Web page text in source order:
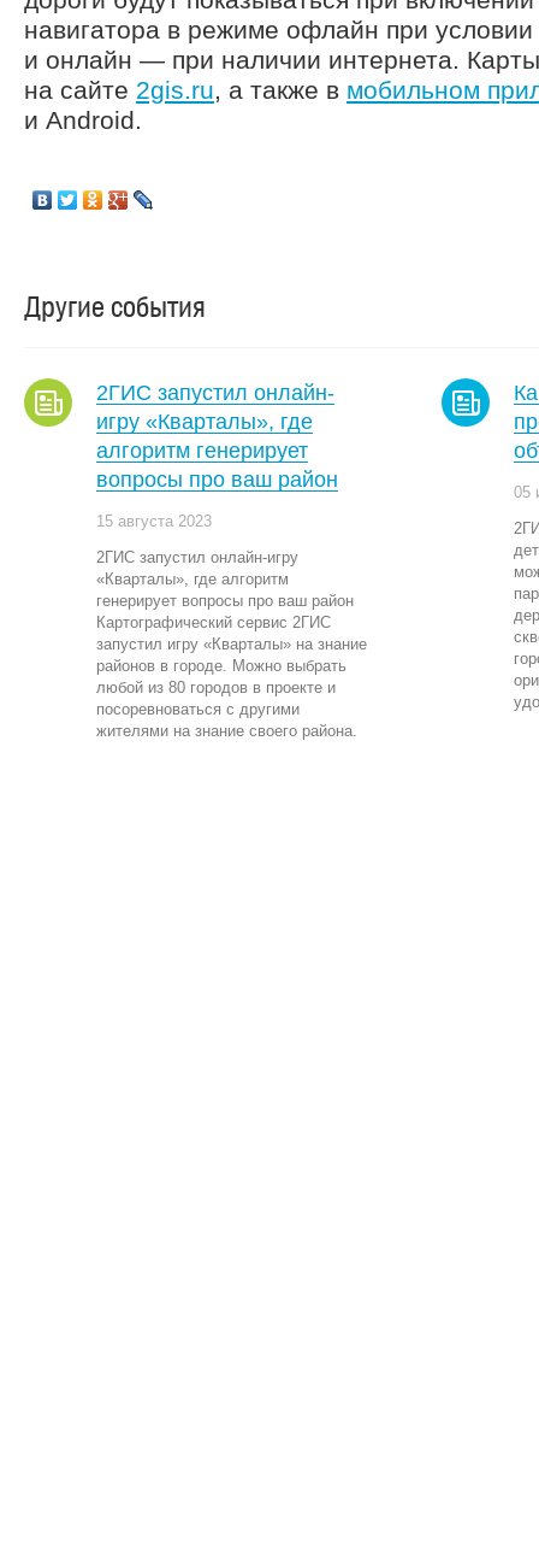
навигатора в режиме офлайн при условии
и онлайн — при наличии интернета.
на сайте 2gis.ru, а также в мобильном
и Android.
Другие события
2ГИС запустил онлайн-
игру «Кварталы», где
алгоритм генерирует
вопросы про ваш район
15 августа 2023
2ГИС запустил онлайн-игру
«Кварталы», где алгоритм
генерирует вопросы про ваш район
Картографический сервис 2ГИС
запустил игру «Кварталы» на знание
районов в городе. Можно выбрать
любой из 80 городов в проекте и
посоревноваться с другими
жителями на знание своего района.
05